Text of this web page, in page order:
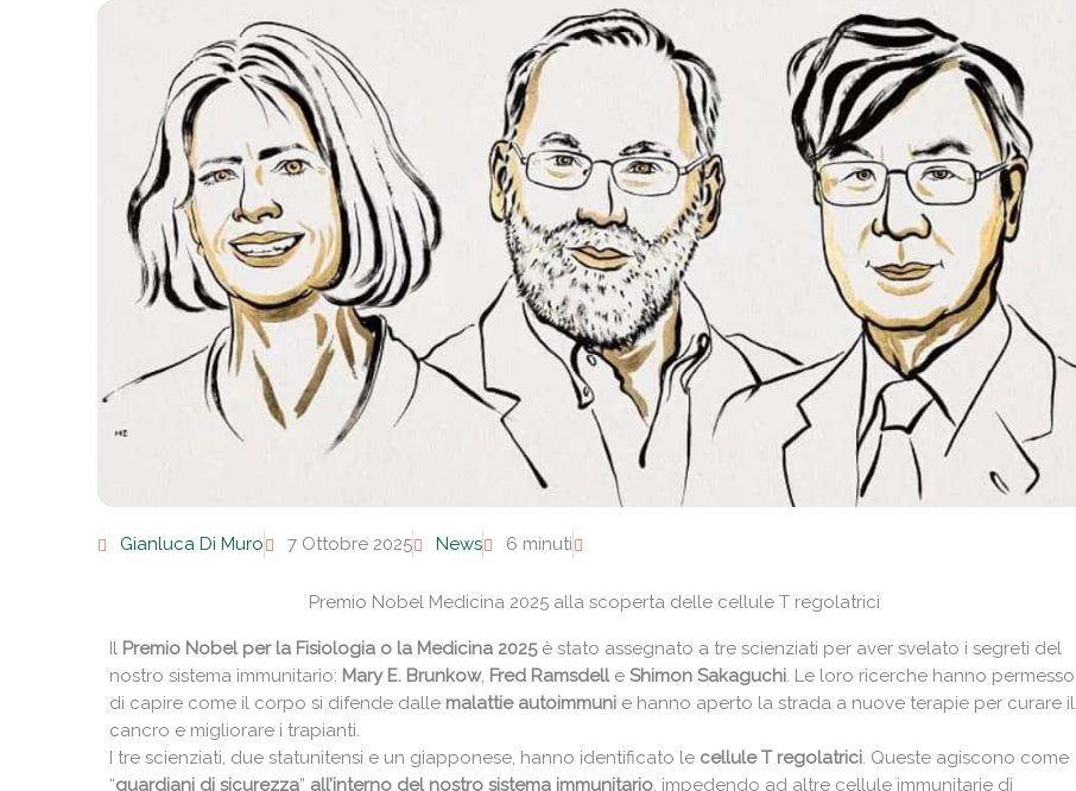
Gianluca Di Muro 7 Ottobre 2025 News 6 minuti
Premio Nobel Medicina 2025 alla scoperta delle cellule T regolatrici
Il Premio Nobel per la Fisiologia o la Medicina 2025è stato assegnato a tre scienziati per aver svelato i segreti del
nostro sistema immunitario: Mary E. Brunkow, Fred Ramsdelle Shimon Sakaguchi. Le loro ricerche hanno permesso
di capire come il corpo si difende dalle malattie autoimmuni e hanno aperto la strada a nuove terapie per curare il
cancro e migliorare i trapianti.
I tre scienziati, due statunitensi e un giapponese, hanno identificato le cellule T regolatrici. Queste agiscono come
“guardiani di sicurezza” all’interno del nostro sistema immunitario, impedendo ad altre cellule immunitarie di